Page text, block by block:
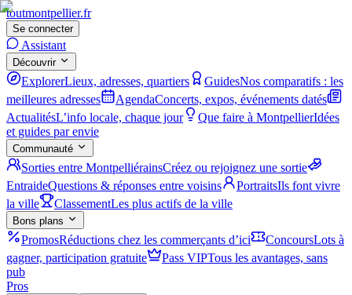
toutmontpellier.fr
Se connecter
Assistant
Découvrir
ExplorerLieux, adresses, quartiers GuidesNos comparatifs : les
meilleures adresses
AgendaConcerts, expos, événements datés
ActualitésL’info locale, chaque jour Que faire à MontpellierIdées
et guides par envie
Communauté
Sorties entre MontpelliérainsCréez ou rejoignez une sortie
EntraideQuestions & réponses entre voisins PortraitsIls font vivre
la ville
ClassementLes plus actifs de la ville
Bons plans
PromosRéductions chez les commerçants d’ici ConcoursLots à
gagner, participation gratuite
Pass VIPTous les avantages, sans
pub
Pros